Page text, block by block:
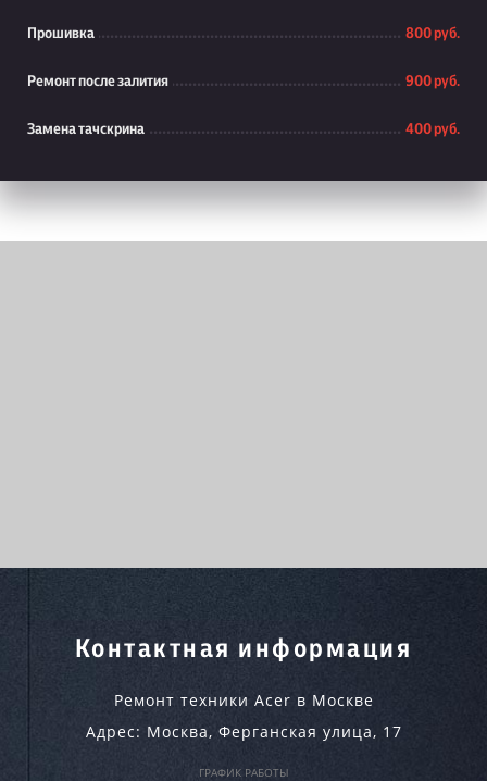
Прошивка 800 руб.
Ремонт после залития 900 руб.
Замена тачскрина 400 руб.
Контактная информация
Ремонт техники Acer в Москве
Адрес: Москва, Ферганская улица, 17
ГРАФИК РАБОТЫ